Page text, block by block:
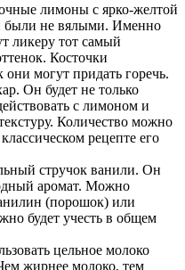
лимоны с ярко-желтой
были не вялыми. Именно
ликеру тот самый
Косточки
они могут придать горечь.
Он будет не только
с лимоном и
Количество можно
рецепте его
стручок ванили. Он
аромат. Можно
(порошок) или
будет учесть в общем
цельное молоко
жирнее молоко, тем